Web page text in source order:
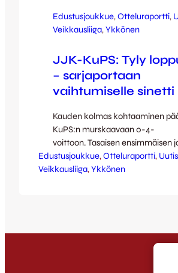
Edustusjoukkue, Otteluraportti,
Veikkausliiga, Ykkönen
JJK-KuPS: Tyly
– sarjaportaan
vaihtumiselle sinetti
Kauden kolmas kohtaaminen
KuPS:n murskaavaan 0-4-
voittoon. Tasaisen ensimmäisen
aikana isännille sattui yksi
niin tutuksi tulleista
paikka tasoitukseen – kaikkien
pallo kolahti kuitenkin tolppaan
Edustusjoukkue, Otteluraportti,
Veikkausliiga, Ykkönen